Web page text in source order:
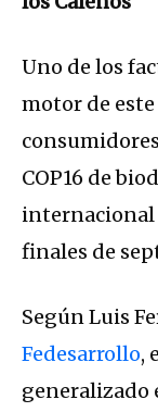
Uno de los
motor de
COP16 de
internacional
finales de
Según Luis
Fedesarrollo,
generalizado